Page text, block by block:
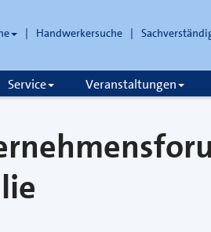
Handwerkersuche
Service Veranstaltungen